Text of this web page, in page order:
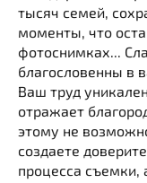
тысяч семей,
моменты, что
фотоснимках...
благословенны в
Ваш труд
отражает
этому не
создаете
процесса съемки,